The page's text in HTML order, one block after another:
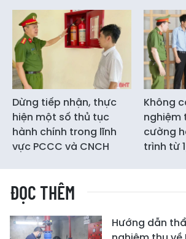
Dừng tiếp nhận, thực
hiện một số thủ tục
hành chính trong lĩnh
vực PCCC và CNCH
Không
nghiệm
cường
trình từ
ĐỌC THÊM
Hướng dẫn